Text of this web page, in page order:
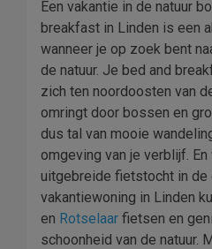
Een vakantie in de natuur
breakfast in Linden is een
wanneer je op zoek bent
de natuur. Je bed and
zich ten noordoosten van
omringt door bossen en
dus tal van mooie
omgeving van je verblijf.
uitgebreide fietstocht in de
vakantiewoning in Linden
en Rotselaar fietsen en
schoonheid van de natuur.